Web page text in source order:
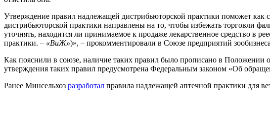
Утверждение правил надлежащей дистрибьюторской практики поможет
дистрибьюторской практики направлены на то, чтобы избежать торговли
уточнять, находится ли принимаемое к продаже лекарственное средство в
практики. – «ВиЖ»)», – прокомментировали в Союзе предприятий
Как пояснили в союзе, наличие таких правил было прописано в Положении
утверждения таких правил предусмотрена Федеральным законом «Об
Ранее Минсельхоз разработал правила надлежащей аптечной практики для